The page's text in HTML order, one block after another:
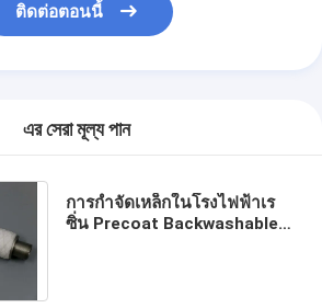
ติดต่อตอนนี้
এর সেরা মূল্য পান
การกำจัดเหล็กในโรงไฟฟ้าเร
ซิ่น Precoat Backwashable